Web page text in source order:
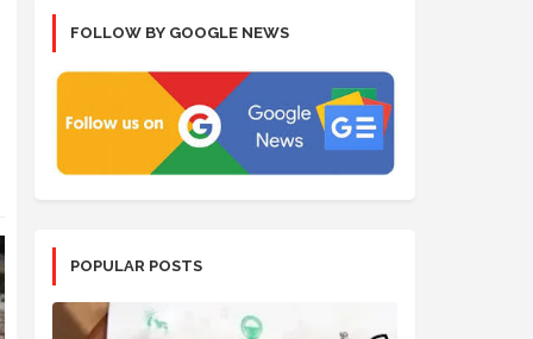
FOLLOW BY GOOGLE NEWS
POPULAR POSTS